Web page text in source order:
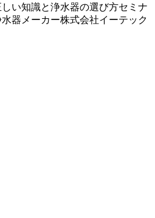
い知識と浄水器の選び方セミナ
器メーカー株式会社イーテック